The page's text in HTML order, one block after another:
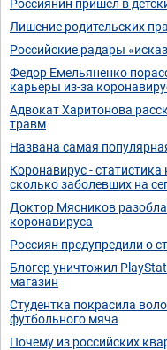
Россиянин пришел в
Лишение родительских
Российские радары
Федор Емельяненко
карьеры из-за
Адвокат Харитонова
травм
Названа самая
Коронавирус -
сколько заболевших на
Доктор Мясников
коронавируса
Россиян предупредили о
Блогер уничтожил
магазин
Студентка покрасила
футбольного мяча
Почему из российских